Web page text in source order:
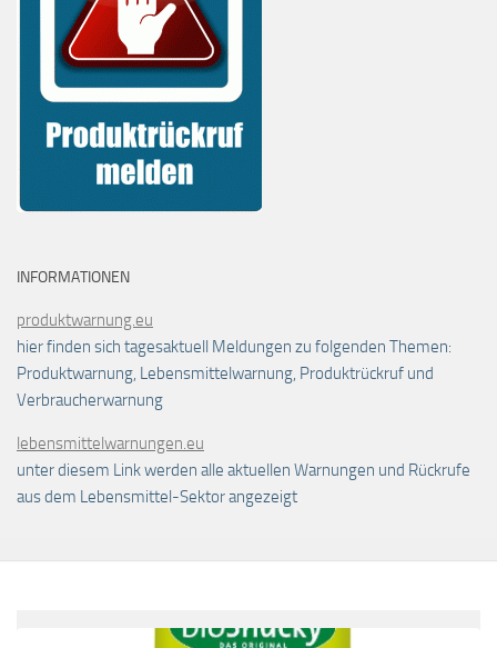
INFORMATIONEN
produktwarnung.eu
hier finden sich tagesaktuell Meldungen zu folgenden Themen:
Produktwarnung, Lebensmittelwarnung, Produktrückruf und
Verbraucherwarnung
lebensmittelwarnungen.eu
unter diesem Link werden alle aktuellen Warnungen und Rückrufe
aus dem Lebensmittel-Sektor angezeigt